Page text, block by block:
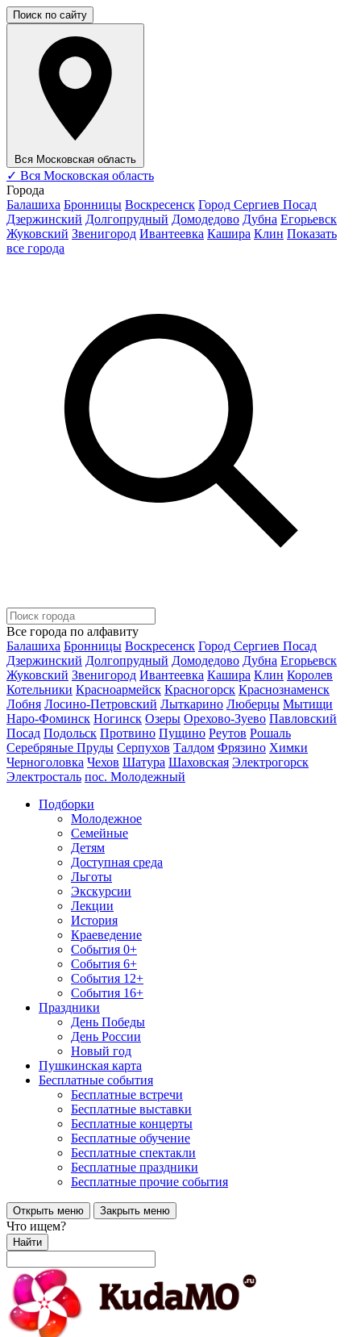
Поиск по сайту
Вся Московская область
✓ Вся Московская область
Города
Балашиха Бронницы Воскресенск Город Сергиев Посад
Дзержинский Долгопрудный Домодедово Дубна Егорьевск
Жуковский Звенигород Ивантеевка Кашира Клин Показать
все города
Все города по алфавиту
Балашиха Бронницы Воскресенск Город Сергиев Посад
Дзержинский Долгопрудный Домодедово Дубна Егорьевск
Жуковский Звенигород Ивантеевка Кашира Клин Королев
Котельники Красноармейск Красногорск Краснознаменск
Лобня Лосино-Петровский Лыткарино Люберцы Мытищи
Наро-Фоминск Ногинск Озеры Орехово-Зуево Павловский
Посад Подольск Протвино Пущино Реутов Рошаль
Серебряные Пруды Серпухов Талдом Фрязино Химки
Черноголовка Чехов Шатура Шаховская Электрогорск
Электросталь пос. Молодежный
Подборки
Молодежное
Семейные
Детям
Доступная среда
Льготы
Экскурсии
Лекции
История
Краеведение
События 0+
События 6+
События 12+
События 16+
Праздники
День Победы
День России
Новый год
Пушкинская карта
Бесплатные события
Бесплатные встречи
Бесплатные выставки
Бесплатные концерты
Бесплатные обучение
Бесплатные спектакли
Бесплатные праздники
Бесплатные прочие события
Открыть меню Закрыть меню
Что ищем?
Найти